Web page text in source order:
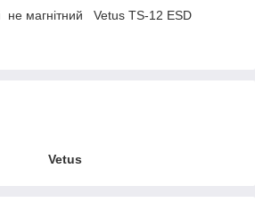
не магнітний Vetus TS-12 ESD
Vetus